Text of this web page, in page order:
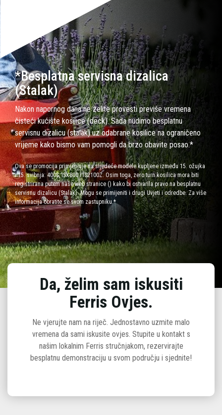
*Besplatna servisna dizalica
(Stalak)
Nakon napornog dana ne želite provesti previše vremena
čisteći kućište kosilice (deck). Sada nudimo besplatnu
servisnu dizalicu (stalak) uz odabrane kosilice na ograničeno
vrijeme kako bismo vam pomogli da brzo obavite posao.*
Ova se promocija primjenjuje na sljedeće modele kupljene između 15. ožujka
i 15. svibnja: 400S, ISX800 i IS2100Z. Osim toga, zero turn kosilica mora biti
registrirana putem naše web stranice () kako bi ostvarila pravo na besplatnu
servisnu dizalicu (Stalak). Mogu se primijeniti i drugi Uvjeti i odredbe. Za više
informacija obratite se svom zastupniku.*
Da, želim sam iskusiti
Ferris Ovjes.
Ne vjerujte nam na riječ. Jednostavno uzmite malo
vremena da sami iskusite ovjes. Stupite u kontakt s
našim lokalnim Ferris stručnjakom, rezervirajte
besplatnu demonstraciju u svom području i sjednite!